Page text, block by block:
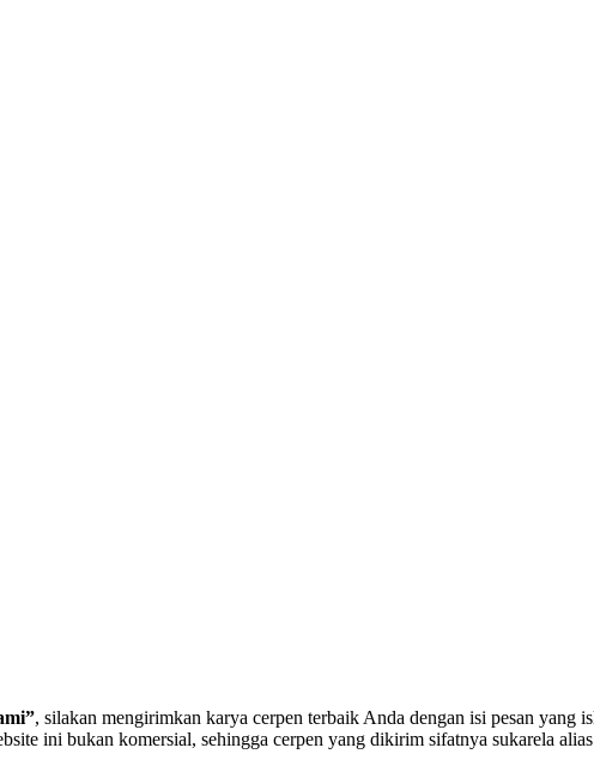
, silakan mengirimkan karya cerpen terbaik Anda dengan isi pesan yang
ini bukan komersial, sehingga cerpen yang dikirim sifatnya sukarela